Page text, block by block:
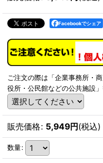
Facebookでシェア
ご注文の際は「企業事務所・
役所・公民館などの公共施設
販売価格: 5,949円(税込)
数量: